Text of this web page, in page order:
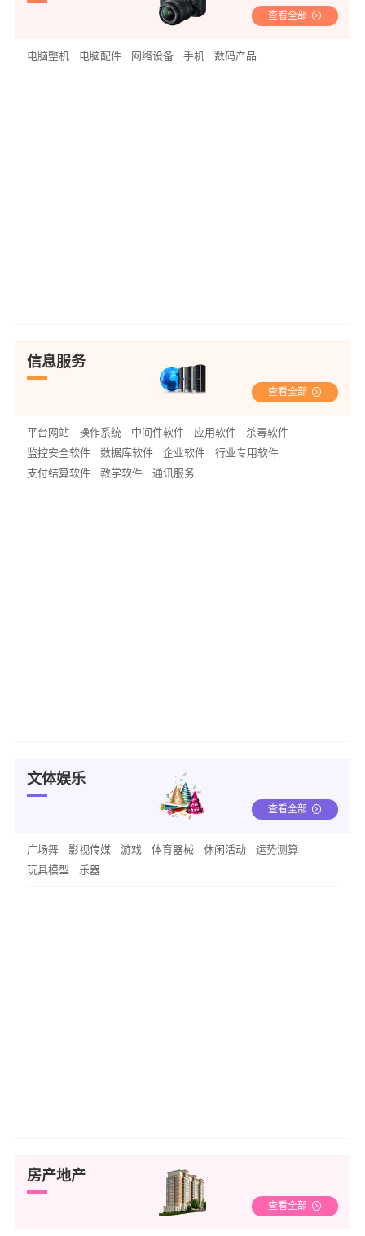
查看全部
电脑整机 电脑配件 网络设备 手机 数码产品
信息服务
查看全部
平台网站 操作系统 中间件软件 应用软件
杀毒软件
监控安全软件
数据库软件 企业软件
行业专用软件
支付结算软件
教学软件 通讯服务
文体娱乐
查看全部
广场舞 影视传媒 游戏 体育器械 休闲活动
运势测算
玩具模型
乐器
房产地产
查看全部